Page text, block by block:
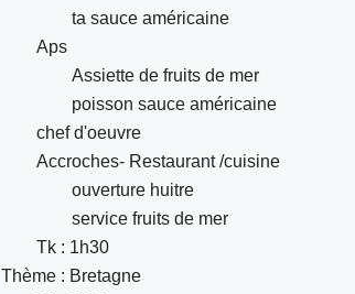
ta sauce américaine
Aps
Assiette de fruits de mer
poisson sauce américaine
chef d'oeuvre
Accroches- Restaurant /cuisine
ouverture huitre
service fruits de mer
Tk : 1h30
Thème : Bretagne